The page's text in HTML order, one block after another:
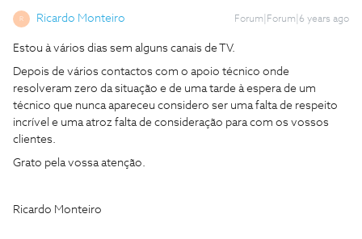
R Ricardo Monteiro Forum|Forum|6 years ago
Estou à vários dias sem alguns canais de TV.
Depois de vários contactos com o apoio técnico onde
resolveram zero da situação e de uma tarde à espera de um
técnico que nunca apareceu considero ser uma falta de respeito
incrível e uma atroz falta de consideração para com os vossos
clientes.
Grato pela vossa atenção.
Ricardo Monteiro